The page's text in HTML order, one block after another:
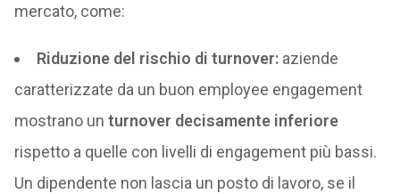
mercato, come:
Riduzione del rischio di turnover: aziende
caratterizzate da un buon employee engagement
mostrano un turnover decisamente inferiore
rispetto a quelle con livelli di engagement più bassi.
Un dipendente non lascia un posto di lavoro, se il